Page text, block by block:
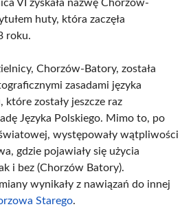
VI zyskała nazwę Chorzów-
huty, która zaczęła
roku.
Chorzów-Batory, została
zasadami języka
które zostały jeszcze raz
Języka Polskiego. Mimo to, po
występowały wątpliwości
gdzie pojawiały się użycia
i bez (Chorzów Batory).
wynikały z nawiązań do innej
Starego.